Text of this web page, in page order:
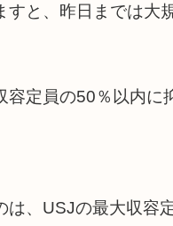
すと、昨日までは大
容定員の50％以内に
、USJの最大収容